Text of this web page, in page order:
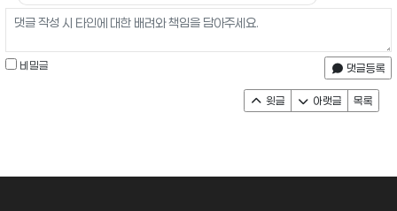
비밀글 댓글등록
윗글 아랫글 목록